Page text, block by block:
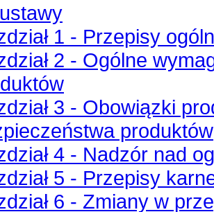
1 - Przepisy
2 - Ogólne
3 - Obowiązki
produktów
4 - Nadzór nad
5 - Przepisy
6 - Zmiany w